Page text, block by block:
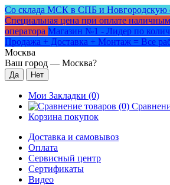
Со склада МСК в СПБ и Новгородскую
Специальная цена при оплате
оператора Магазин №1 - Лидер по
Продажа + Доставка + Монтаж = Все
Москва
Ваш город — Москва?
Мои Закладки (0)
Корзина покупок
Доставка и самовывоз
Оплата
Сервисный центр
Сертификаты
Видео